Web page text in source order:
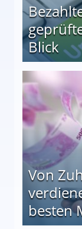
Blick
auf einen Blick
Von
besten